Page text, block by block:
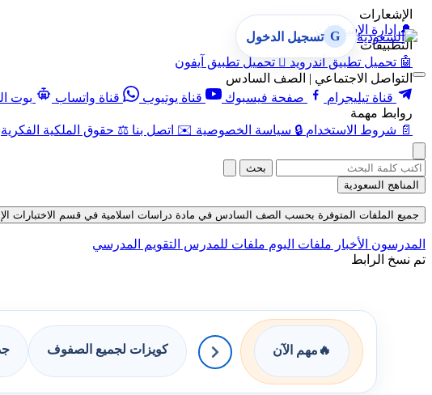
الإشعارات
🔔 إدارة الإشعارات
التطبيقات
🤖 تحميل تطبيق أندرويد  تحميل تطبيق آيفون
التواصل الاجتماعي | الصف السادس
قناة تيليجرام
صفحة فيسبوك قناة يوتيوب قناة واتساب
بوت
روابط مهمة
📄 شروط الاستخدام 🔒 سياسة الخصوصية ✉️ اتصل بنا ⚖️ حقوق الملكية الفكرية
G تسجيل الدخول
بحث
المناهج السعودية
جميع الملفات المتوفرة بحسب الصف السادس في مادة دراسات اسلامية في قسم الاختبارات الإلكترونية
المدرسون الأخبار ملفات اليوم ملفات للمدرس التقويم المدرسي
تم نسخ الرابط
🔥 مهم الآن كويزات لجميع الصفوف